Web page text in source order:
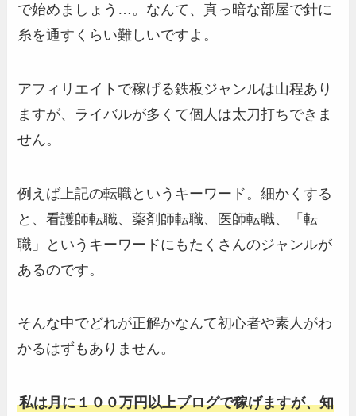
で始めましょう…。なんて、真っ暗な部屋で針に
糸を通すくらい難しいですよ。
アフィリエイトで稼げる鉄板ジャンルは山程あり
ますが、ライバルが多くて個人は太刀打ちできま
せん。
例えば上記の転職というキーワード。細かくする
と、看護師転職、薬剤師転職、医師転職、「転
職」というキーワードにもたくさんのジャンルが
あるのです。
そんな中でどれが正解かなんて初心者や素人がわ
かるはずもありません。
私は月に１００万円以上ブログで稼げますが、知